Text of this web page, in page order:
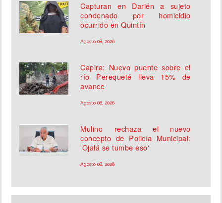
Capturan en Darién a sujeto
condenado por homicidio
ocurrido en Quintín
Agosto 08, 2026
Capira: Nuevo puente sobre el
río Perequeté lleva 15% de
avance
Agosto 08, 2026
Mulino rechaza el nuevo
concepto de Policía Municipal:
'Ojalá se tumbe eso'
Agosto 08, 2026